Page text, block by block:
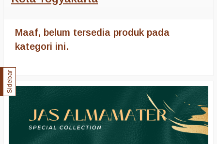
Maaf, belum tersedia produk pada
kategori ini.
Sidebar